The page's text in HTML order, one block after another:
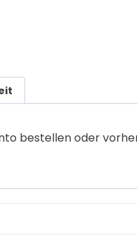
bestellen oder